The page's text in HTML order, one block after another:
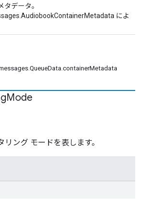
タデータ。
によ
Mode
ング モードを表します。